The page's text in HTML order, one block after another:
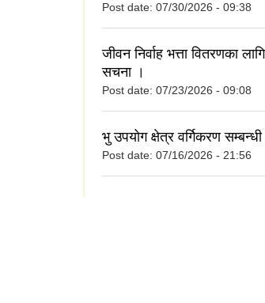
Post date: 07/30/2026 - 09:38
जीवन निर्वाह भत्ता वितरणका
सचना ।
Post date: 07/23/2026 - 09:08
भु उपयोग क्षेत्र वर्गिकरण
Post date: 07/16/2026 - 21:56